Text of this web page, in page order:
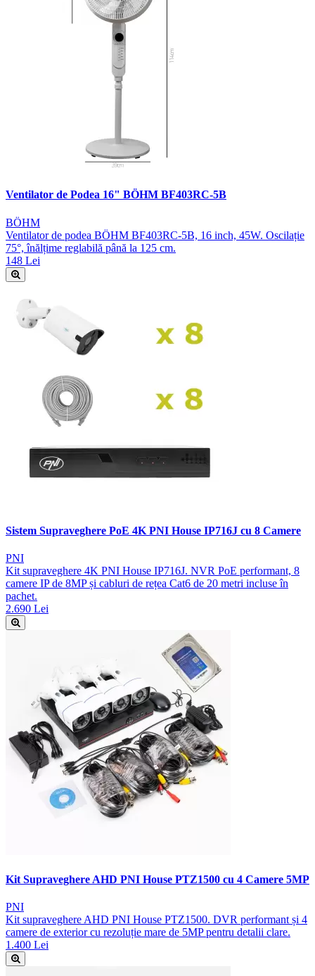
Ventilator de Podea 16" BÖHM BF403RC-5B
BÖHM
Ventilator de podea BÖHM BF403RC-5B, 16 inch, 45W. Oscilație
75°, înălțime reglabilă până la 125 cm.
148 Lei
Sistem Supraveghere PoE 4K PNI House IP716J cu 8 Camere
PNI
Kit supraveghere 4K PNI House IP716J. NVR PoE performant, 8
camere IP de 8MP și cabluri de rețea Cat6 de 20 metri incluse în
pachet.
2.690 Lei
Kit Supraveghere AHD PNI House PTZ1500 cu 4 Camere 5MP
PNI
Kit supraveghere AHD PNI House PTZ1500. DVR performant și 4
camere de exterior cu rezoluție mare de 5MP pentru detalii clare.
1.400 Lei